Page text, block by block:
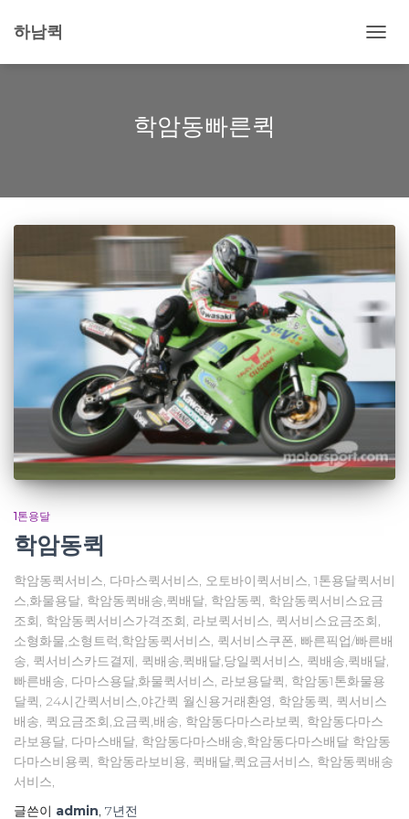
하남퀵
비
학암동빠른퀵
1톤용달
학암동퀵
학암동퀵서비스, 다마스퀵서비스, 오토바이퀵서비스, 1톤용달퀵서비
스,화물용달, 학암동퀵배송,퀵배달, 학암동퀵, 학암동퀵서비스요금
조회, 학암동퀵서비스가격조회, 라보퀵서비스, 퀵서비스요금조회,
소형화물,소형트럭,학암동퀵서비스, 퀵서비스쿠폰, 빠른픽업/빠른배
송, 퀵서비스카드결제, 퀵배송,퀵배달,당일퀵서비스, 퀵배송,퀵배달,
빠른배송, 다마스용달,화물퀵서비스, 라보용달퀵, 학암동1톤화물용
달퀵, 24시간퀵서비스,야간퀵 월신용거래환영, 학암동퀵, 퀵서비스
배송, 퀵요금조회,요금퀵,배송, 학암동다마스라보퀵, 학암동다마스
라보용달, 다마스배달, 학암동다마스배송,학암동다마스배달 학암동
다마스비용퀵, 학암동라보비용, 퀵배달,퀵요금서비스, 학암동퀵배송
서비스,
글쓴이 admin, 7년전